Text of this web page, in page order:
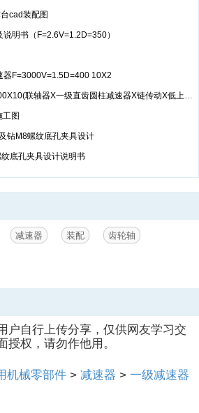
cad装配图
明书（F=2.6V=1.2D=350）
器F=3000V=1.5D=400 10X2
联轴器X一级直齿圆柱减速器X链传动X低上高下)
图
钻M8螺纹底孔夹具设计
底孔夹具设计说明书
减速器 装配 齿轮轴
户自行上传分享，仅供网友学习交
授权，请勿作他用。
机械零部件 > 减速器 > 一级减速器